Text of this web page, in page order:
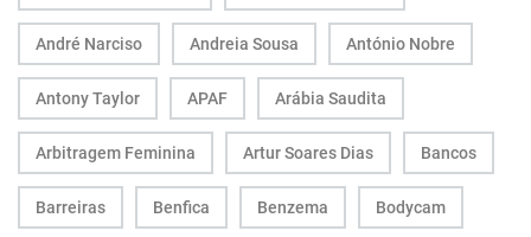
André Narciso Andreia Sousa António Nobre
Antony Taylor APAF Arábia Saudita
Arbitragem Feminina Artur Soares Dias Bancos
Barreiras Benfica Benzema Bodycam